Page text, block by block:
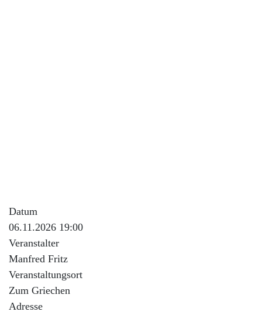
Datum
06.11.2026 19:00
Veranstalter
Manfred Fritz
Veranstaltungsort
Zum Griechen
Adresse